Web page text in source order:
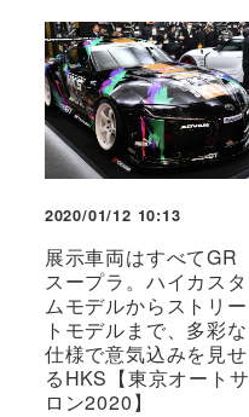
2020/01/12 10:13
展示車両はすべてGR
スープラ。ハイカスタ
ムモデルからストリー
トモデルまで、多彩な
仕様で意気込みを見せ
るHKS【東京オートサ
ロン2020】